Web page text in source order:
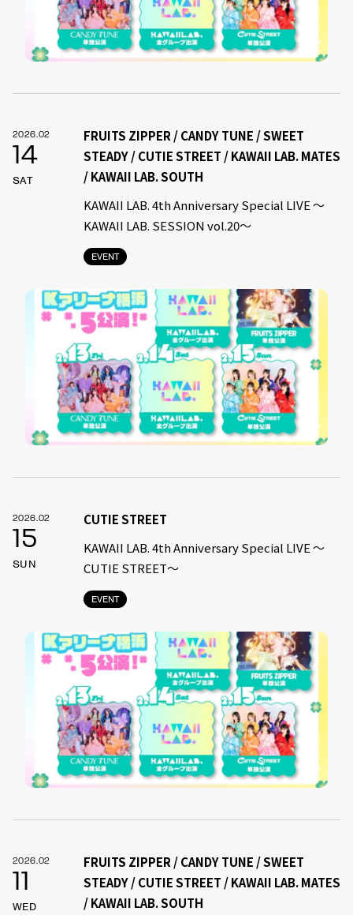
2026.02
14
SAT
EVENT
FRUITS ZIPPER / CANDY TUNE / SWEET
STEADY / CUTIE STREET / KAWAII LAB. MATES
/ KAWAII LAB. SOUTH
KAWAII LAB. 4th Anniversary Special LIVE 〜
KAWAII LAB. SESSION vol.20〜
2026.02
15
SUN
EVENT
CUTIE STREET
KAWAII LAB. 4th Anniversary Special LIVE 〜
CUTIE STREET〜
2026.02
11
WED
FRUITS ZIPPER / CANDY TUNE / SWEET
STEADY / CUTIE STREET / KAWAII LAB. MATES
/ KAWAII LAB. SOUTH